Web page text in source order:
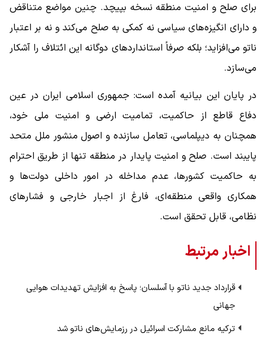
برای صلح و امنیت منطقه نسخه بپیچد. چنین مواضع متناقض
و دارای انگیزه‌های سیاسی نه کمکی به صلح می‌کند و نه بر اعتبار
ناتو می‌افزاید؛ بلکه صرفاً استانداردهای دوگانه این ائتلاف را آشکار
می‌سازد.
در پایان این بیانیه آمده است: جمهوری اسلامی ایران در عین
دفاع قاطع از حاکمیت، تمامیت ارضی و امنیت ملی خود،
همچنان به دیپلماسی، تعامل سازنده و اصول منشور ملل متحد
پایبند است. صلح و امنیت پایدار در منطقه تنها از طریق احترام
به حاکمیت کشورها، عدم مداخله در امور داخلی دولت‌ها و
همکاری واقعی منطقه‌ای، فارغ از اجبار خارجی و فشارهای
نظامی، قابل تحقق است.
اخبار مرتبط
قرارداد جدید ناتو با آسلسان؛ پاسخ به افزایش تهدیدات هوایی
جهانی
ترکیه مانع مشارکت اسرائیل در رزمایش‌های ناتو شد